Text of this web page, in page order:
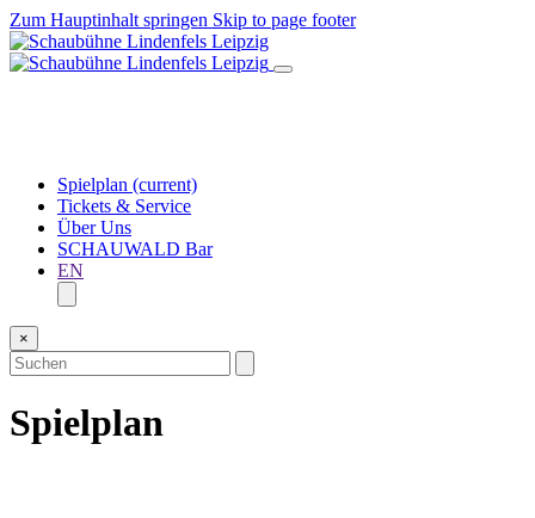
Zum Hauptinhalt springen Skip to page footer
Spielplan (current)
Tickets & Service
Über Uns
SCHAUWALD Bar
EN
×
Spielplan